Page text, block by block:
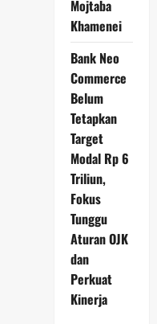
Mojtaba
Khamenei
Bank Neo
Commerce
Belum
Tetapkan
Target
Modal Rp 6
Triliun,
Fokus
Tunggu
Aturan OJK
dan
Perkuat
Kinerja